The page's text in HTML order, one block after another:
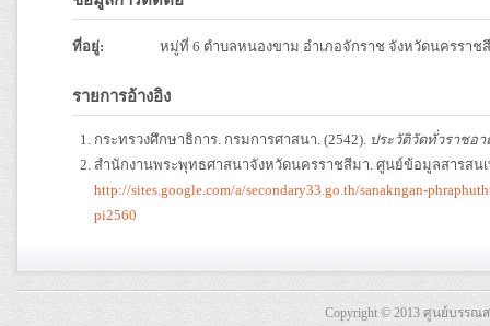
ที่อยู่: หมู่ที่ 6 ตำบลหนองขาม อำเภอจักราช จังหวัดนครราช
รายการอ้างอิง
กระทรวงศึกษาธิการ. กรมการศาสนา. (2542). ประวัติวัดทั่วราชอ
สำนักงานพระพุทธศาสนาจังหวัดนครราชสีมา. ศูนย์ข้อมูลสารสน
http://sites.google.com/a/secondary33.go.th/sanakngan-
pi2560
Copyright © 2013 ศูนย์บรร